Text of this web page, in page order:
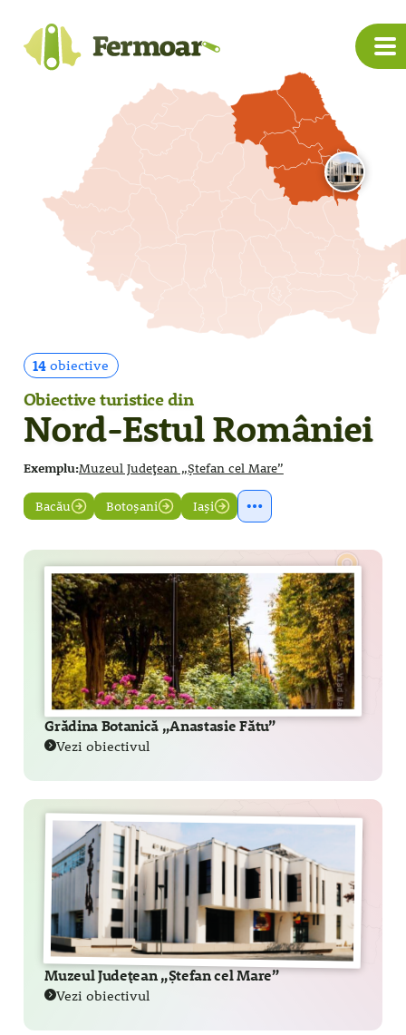
14 obiective
Obiective turistice din
Nord-Estul României
Exemplu:Muzeul Județean „Ștefan cel Mare”
Bacău Botoșani Iași
Grădina Botanică „Anastasie Fătu”
Vezi obiectivul
Muzeul Județean „Ștefan cel Mare”
Vezi obiectivul